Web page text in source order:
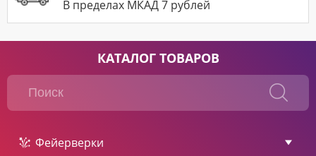
В пределах МКАД 7 рублей
КАТАЛОГ ТОВАРОВ
Фейерверки